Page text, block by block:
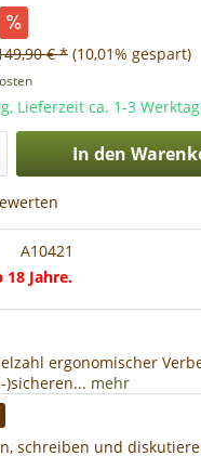
€ * (10,01% gespart)
Lieferzeit ca. 1-3
In den
A10421
Jahre.
ergonomischer
mehr
schreiben und